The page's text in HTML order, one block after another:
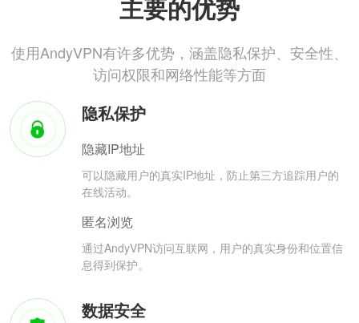
主要的优势
使用AndyVPN有许多优势，涵盖隐私保护、安全性、
访问权限和网络性能等方面
隐私保护
隐藏IP地址
可以隐藏用户的真实IP地址，防止第三方追踪用户的
在线活动。
匿名浏览
通过AndyVPN访问互联网，用户的真实身份和位置信
息得到保护。
数据安全